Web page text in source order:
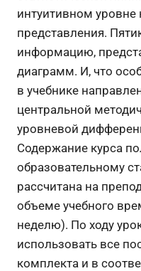
интуитивном
представления.
информацию,
диаграмм. И, что
в учебнике
центральной
уровневой
Содержание курса
образовательному
рассчитана на
объеме учебного
неделю). По ходу
использовать все
комплекта и в